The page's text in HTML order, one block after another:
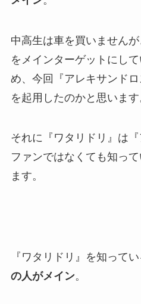
中高生は車を買いません
をメインターゲットにし
め、今回『アレキサンドロ
を起用したのかと思います
それに『ワタリドリ』は
ファンではなくても知っ
ます。
『ワタリドリ』を知って
の人がメイン。